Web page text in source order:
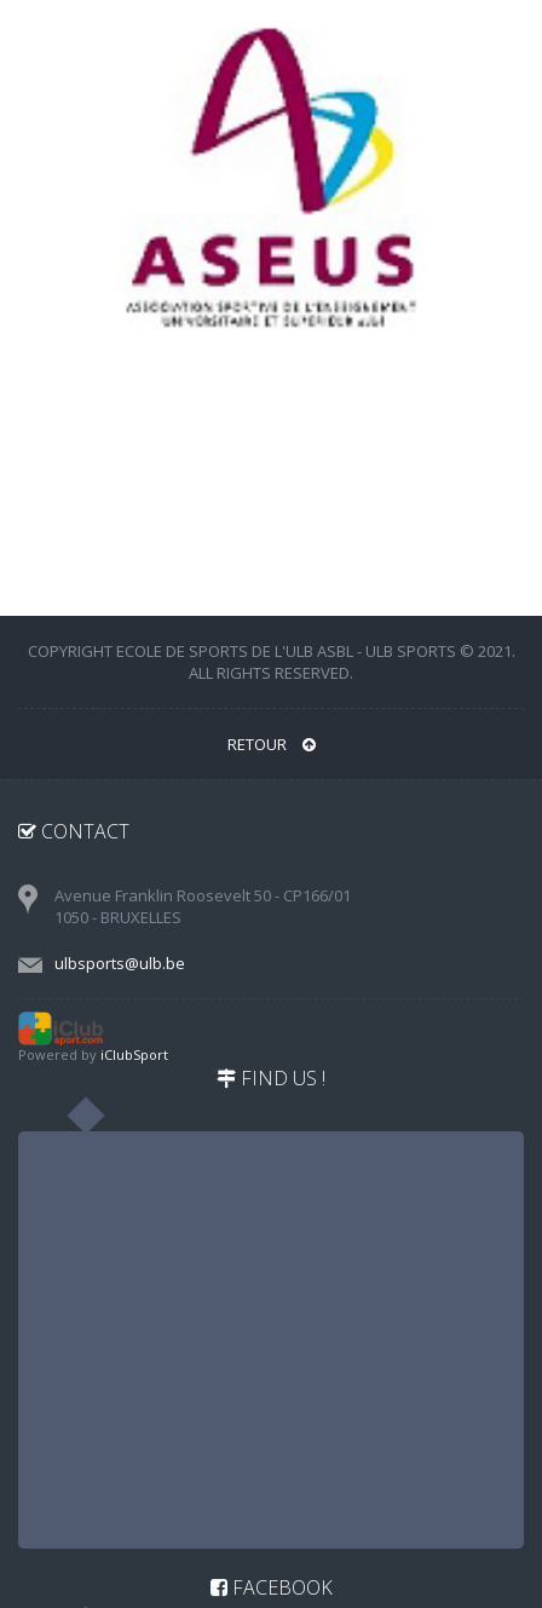
COPYRIGHT ECOLE DE SPORTS DE L'ULB ASBL - ULB SPORTS © 2021.
ALL RIGHTS RESERVED.
RETOUR
CONTACT
Avenue Franklin Roosevelt 50 - CP166/01
1050 - BRUXELLES
ulbsports@ulb.be
Powered by iClubSport
FIND US !
FACEBOOK